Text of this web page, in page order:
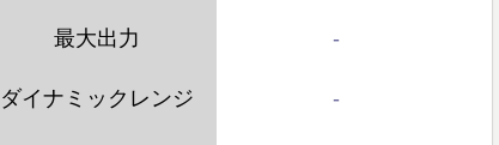
最大出力 -
ダイナミックレンジ -